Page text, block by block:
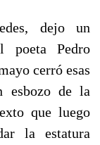
dejo un
poeta Pedro
cerró esas
esbozo de la
que luego
la estatura